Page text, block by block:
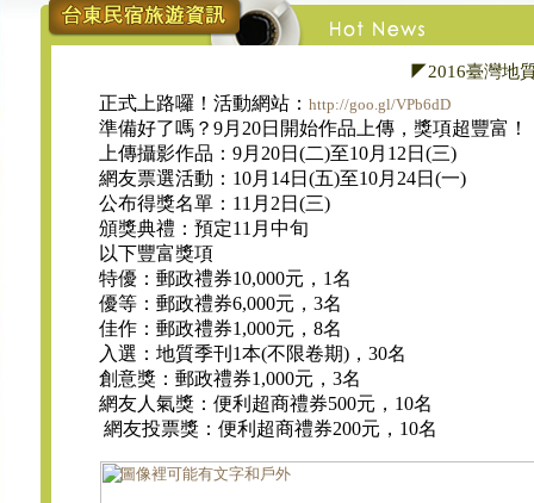
◤2016臺灣地
正式上路囉！活動網站：http://goo.gl/VPb6dD
準備好了嗎？9月20日開始作品上傳，獎項超豐富！
上傳攝影作品：9月20日(二)至10月12日(三)
網友票選活動：10月14日(五)至10月24日(一)
公布得獎名單：11月2日(三)
頒獎典禮：預定11月中旬
以下豐富獎項
特優：郵政禮券10,000元，1名
優等：郵政禮券6,000元，3名
佳作：郵政禮券1,000元，8名
入選：地質季刊1本(不限卷期)，30名
創意獎：郵政禮券1,000元，3名
網友人氣獎：便利超商禮券500元，10名
網友投票獎：便利超商禮券200元，10名